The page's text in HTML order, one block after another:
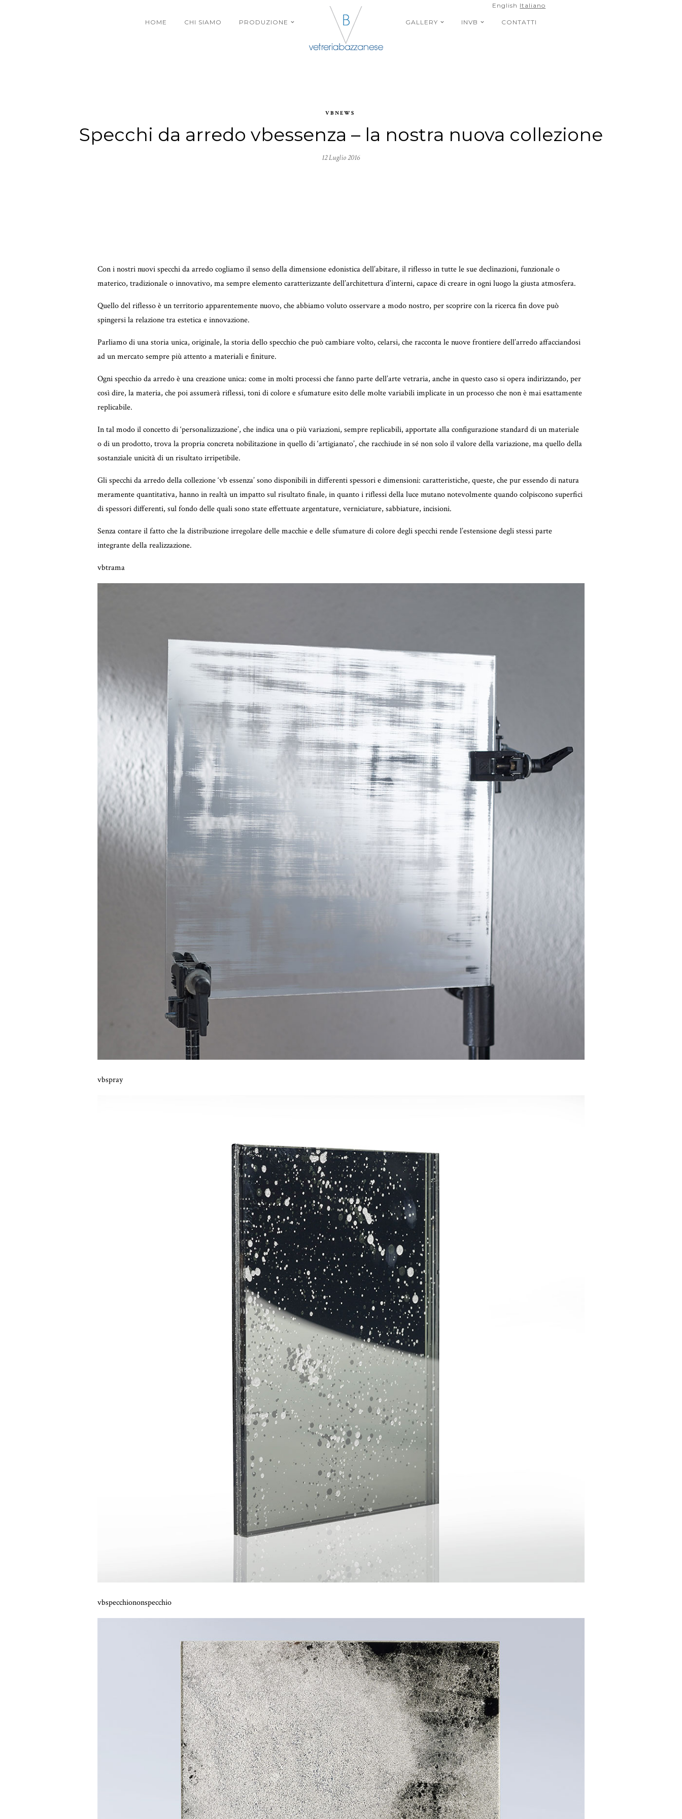
HOME CHI SIAMO PRODUZIONE GALLERY INVB CONTATTI
English Italiano
VBNEWS
Specchi da arredo vbessenza – la nostra nuova collezione
12 Luglio 2016
Con i nostri nuovi specchi da arredo cogliamo il senso della dimensione edonistica dell’abitare, il riflesso in tutte le sue declinazioni, funzionale o
materico, tradizionale o innovativo, ma sempre elemento caratterizzante dell’architettura d’interni, capace di creare in ogni luogo la giusta atmosfera.
Quello del riflesso è un territorio apparentemente nuovo, che abbiamo voluto osservare a modo nostro, per scoprire con la ricerca fin dove può
spingersi la relazione tra estetica e innovazione.
Parliamo di una storia unica, originale, la storia dello specchio che può cambiare volto, celarsi, che racconta le nuove frontiere dell’arredo affacciandosi
ad un mercato sempre più attento a materiali e finiture.
Ogni specchio da arredo è una creazione unica: come in molti processi che fanno parte dell’arte vetraria, anche in questo caso si opera indirizzando, per
così dire, la materia, che poi assumerà riflessi, toni di colore e sfumature esito delle molte variabili implicate in un processo che non è mai esattamente
replicabile.
In tal modo il concetto di ‘personalizzazione’, che indica una o più variazioni, sempre replicabili, apportate alla configurazione standard di un materiale
o di un prodotto, trova la propria concreta nobilitazione in quello di ‘artigianato’, che racchiude in sé non solo il valore della variazione, ma quello della
sostanziale unicità di un risultato irripetibile.
Gli specchi da arredo della collezione ‘vb essenza’ sono disponibili in differenti spessori e dimensioni: caratteristiche, queste, che pur essendo di natura
meramente quantitativa, hanno in realtà un impatto sul risultato finale, in quanto i riflessi della luce mutano notevolmente quando colpiscono superfici
di spessori differenti, sul fondo delle quali sono state effettuate argentature, verniciature, sabbiature, incisioni.
Senza contare il fatto che la distribuzione irregolare delle macchie e delle sfumature di colore degli specchi rende l’estensione degli stessi parte
integrante della realizzazione.
vbtrama
vbspray
vbspecchiononspecchio